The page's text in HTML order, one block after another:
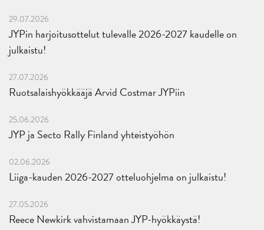
29.07.2026
JYPin harjoitusottelut tulevalle 2026-2027 kaudelle on
julkaistu!
27.07.2026
Ruotsalaishyökkääjä Arvid Costmar JYPiin
25.06.2026
JYP ja Secto Rally Finland yhteistyöhön
02.06.2026
Liiga-kauden 2026-2027 otteluohjelma on julkaistu!
27.05.2026
Reece Newkirk vahvistamaan JYP-hyökkäystä!